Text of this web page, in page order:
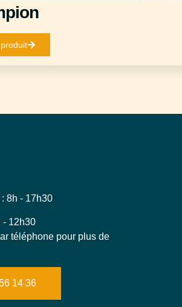
8h - 17h30
- 12h30
téléphone pour plus de
14 36